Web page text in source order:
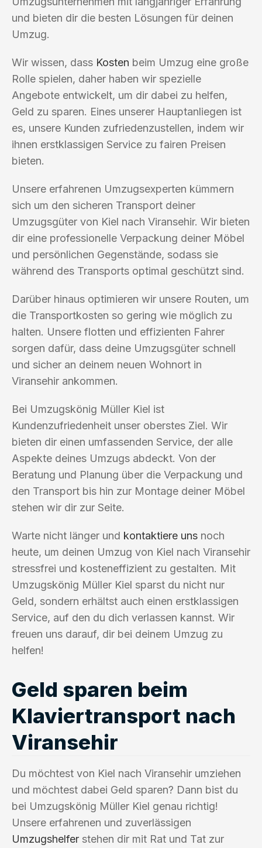
und bieten dir die besten Lösungen für deinen
Umzug.
Wir wissen, dass Kosten beim Umzug eine große
Rolle spielen, daher haben wir spezielle
Angebote entwickelt, um dir dabei zu helfen,
Geld zu sparen. Eines unserer Hauptanliegen ist
es, unsere Kunden zufriedenzustellen, indem wir
ihnen erstklassigen Service zu fairen Preisen
bieten.
Unsere erfahrenen Umzugsexperten kümmern
sich um den sicheren Transport deiner
Umzugsgüter von Kiel nach Viransehir. Wir bieten
dir eine professionelle Verpackung deiner Möbel
und persönlichen Gegenstände, sodass sie
während des Transports optimal geschützt sind.
Darüber hinaus optimieren wir unsere Routen, um
die Transportkosten so gering wie möglich zu
halten. Unsere flotten und effizienten Fahrer
sorgen dafür, dass deine Umzugsgüter schnell
und sicher an deinem neuen Wohnort in
Viransehir ankommen.
Bei Umzugskönig Müller Kiel ist
Kundenzufriedenheit unser oberstes Ziel. Wir
bieten dir einen umfassenden Service, der alle
Aspekte deines Umzugs abdeckt. Von der
Beratung und Planung über die Verpackung und
den Transport bis hin zur Montage deiner Möbel
stehen wir dir zur Seite.
Warte nicht länger und kontaktiere uns noch
heute, um deinen Umzug von Kiel nach Viransehir
stressfrei und kosteneffizient zu gestalten. Mit
Umzugskönig Müller Kiel sparst du nicht nur
Geld, sondern erhältst auch einen erstklassigen
Service, auf den du dich verlassen kannst. Wir
freuen uns darauf, dir bei deinem Umzug zu
helfen!
Geld sparen beim
Klaviertransport nach
Viransehir
Du möchtest von Kiel nach Viransehir umziehen
und möchtest dabei Geld sparen? Dann bist du
bei Umzugskönig Müller Kiel genau richtig!
Unsere erfahrenen und zuverlässigen
Umzugshelfer stehen dir mit Rat und Tat zur